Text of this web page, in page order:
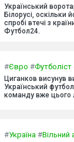
Український
Білорусі, оскільки
спробі втечі з
Футбол24.
#Євро #Футболіст
Циганков висунув
Український
команду вже цього
#Україна #Вільний